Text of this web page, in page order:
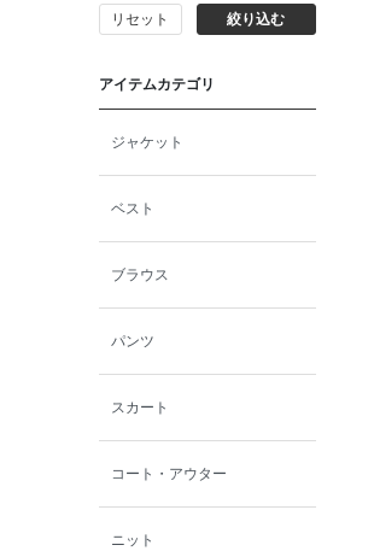
ビー・エー・ジー
イヴィスト
ン
西脇シリーズ
小泉革店
シャミー
パーソンズジーンズ
ファインデーション
リセット 絞り込む
アイテムカテゴリ
ジャケット
ベスト
ブラウス
パンツ
スカート
コート・アウター
ニット